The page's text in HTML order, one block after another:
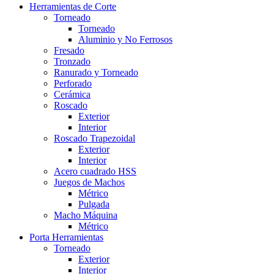
Herramientas de Corte
Torneado
Torneado
Aluminio y No Ferrosos
Fresado
Tronzado
Ranurado y Torneado
Perforado
Cerámica
Roscado
Exterior
Interior
Roscado Trapezoidal
Exterior
Interior
Acero cuadrado HSS
Juegos de Machos
Métrico
Pulgada
Macho Máquina
Métrico
Porta Herramientas
Torneado
Exterior
Interior